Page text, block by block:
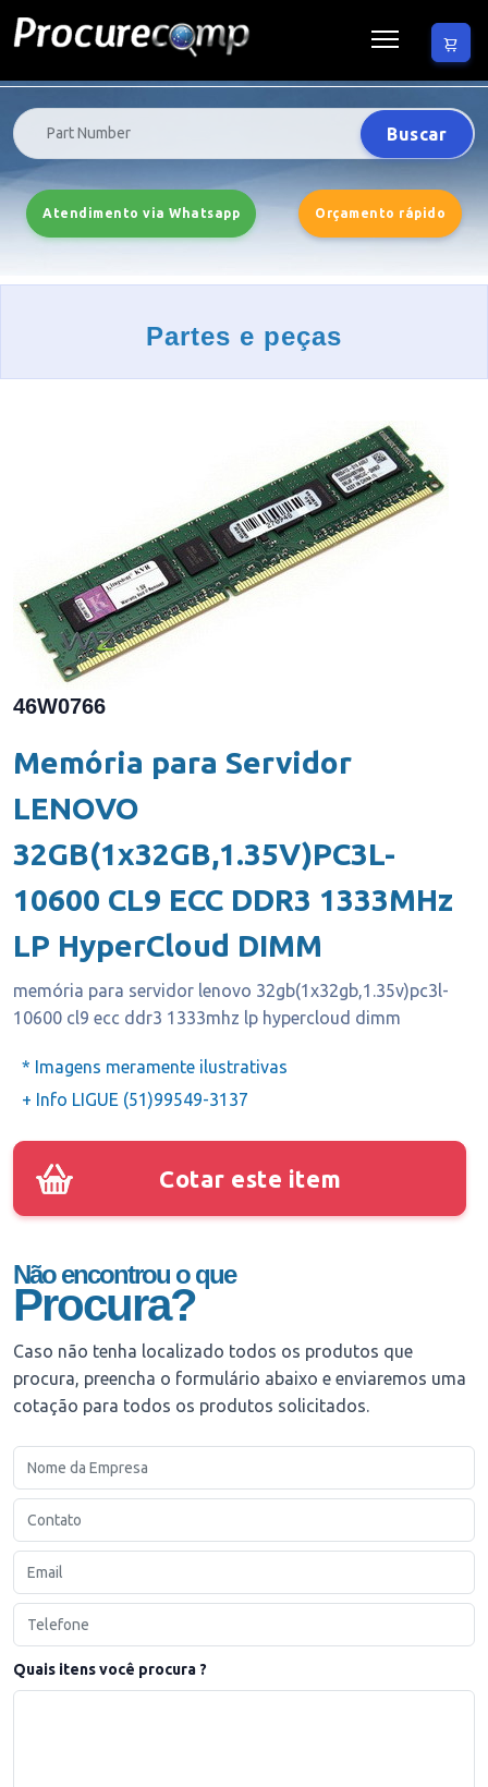
Buscar
Atendimento via Whatsapp Orçamento rápido
Partes e peças
46W0766
Memória para Servidor
LENOVO
32GB(1x32GB,1.35V)PC3L-
10600 CL9 ECC DDR3 1333MHz
LP HyperCloud DIMM
memória para servidor lenovo 32gb(1x32gb,1.35v)pc3l-
10600 cl9 ecc ddr3 1333mhz lp hypercloud dimm
* Imagens meramente ilustrativas
+ Info LIGUE (51)99549-3137
Cotar este item
Não encontrou o que
Procura?
Caso não tenha localizado todos os produtos que
procura, preencha o formulário abaixo e enviaremos uma
cotação para todos os produtos solicitados.
Quais itens você procura ?